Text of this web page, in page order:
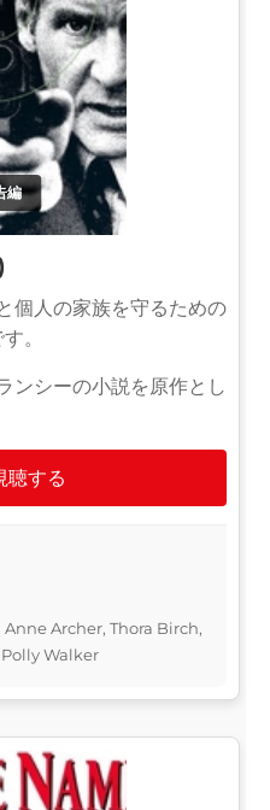
編
個人の家族を守るための
。
ンシーの小説を原作とし
聴する
Archer, Thora Birch,
Walker